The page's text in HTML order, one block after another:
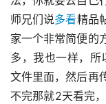
师兄们说多看精品
家一个非常简便的
多，我也一样，
文件里面，然后再
不完那就2天看完